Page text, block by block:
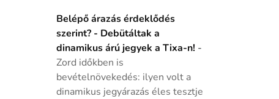
Belépő árazás érdeklődés
szerint? - Debütáltak a
dinamikus árú jegyek a Tixa-n! -
Zord időkben is
bevételnövekedés: ilyen volt a
dinamikus jegyárazás éles tesztje